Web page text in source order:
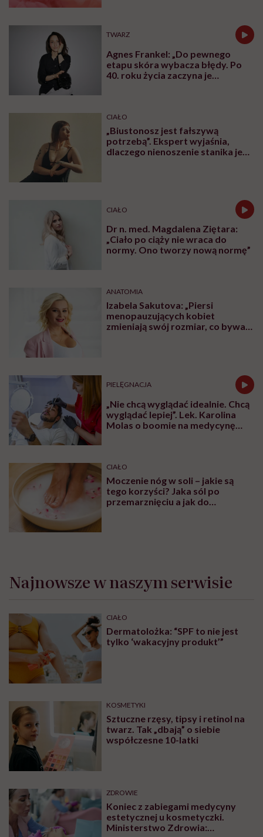
TWARZ
Agnes Frankel: „Do pewnego
etapu skóra wybacza błędy. Po
40. roku życia zaczyna je
CIAŁO
„Biustonosz jest fałszywą
potrzebą”. Ekspert wyjaśnia,
dlaczego nienoszenie stanika jest
CIAŁO
Dr n. med. Magdalena Ziętara:
„Ciało po ciąży nie wraca do
normy. Ono tworzy nową normę”
ANATOMIA
Izabela Sakutova: „Piersi
menopauzujących kobiet
zmieniają swój rozmiar, co bywa
PIELĘGNACJA
„Nie chcą wyglądać idealnie. Chcą
wyglądać lepiej”. Lek. Karolina
Molas o boomie na medycynę
CIAŁO
Moczenie nóg w soli – jakie są
tego korzyści? Jaka sól po
przemarznięciu a jak do
Najnowsze w naszym serwisie
CIAŁO
Dermatolożka: “SPF to nie jest
tylko ‘wakacyjny produkt’”
KOSMETYKI
Sztuczne rzęsy, tipsy i retinol na
twarz. Tak „dbają” o siebie
współczesne 10-latki
ZDROWIE
Koniec z zabiegami medycyny
estetycznej u kosmetyczki.
Ministerstwo Zdrowia: